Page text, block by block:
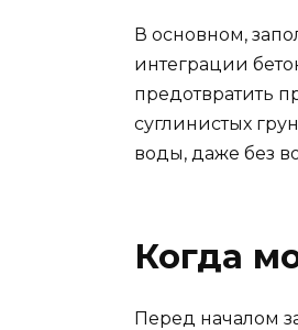
В основном,
интеграции
предотвратить
суглинистых
воды, даже без
Когда
Перед началом